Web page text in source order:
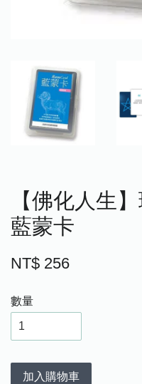
【佛化人生
藍蒙卡
NT$ 256
數量
加入購物車